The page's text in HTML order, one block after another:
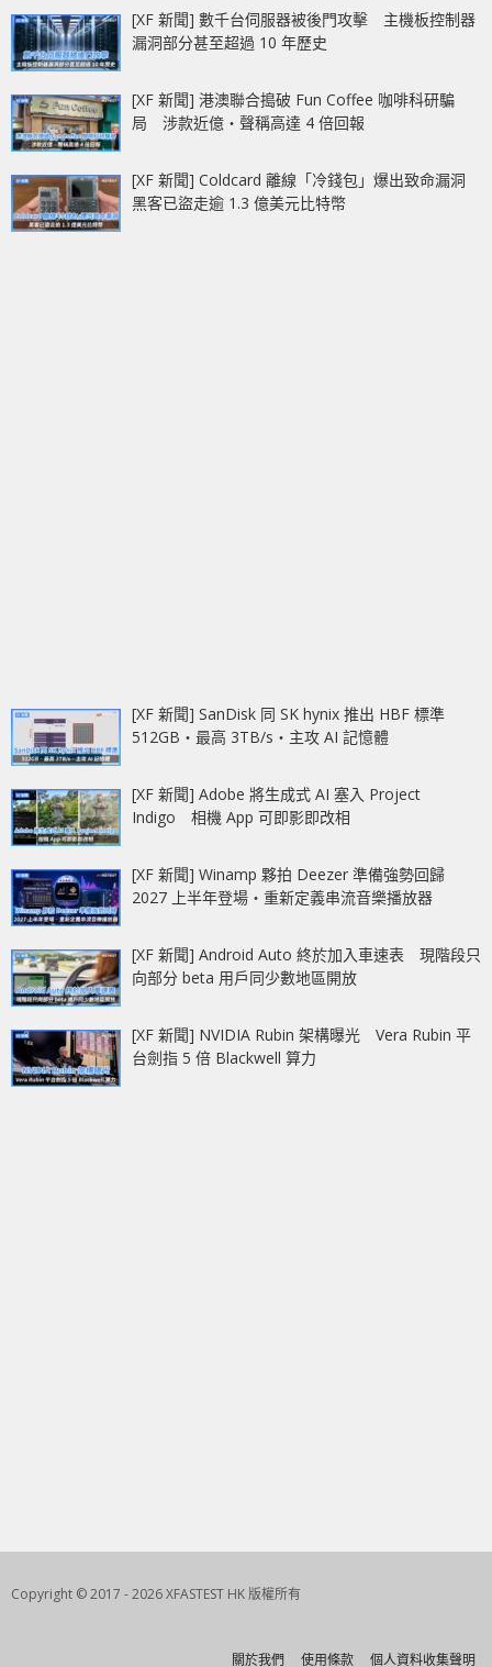
[XF 新聞] 數千台伺服器被後門攻擊 主機板控制器
漏洞部分甚至超過 10 年歷史
[XF 新聞] 港澳聯合搗破 Fun Coffee 咖啡科研騙
局 涉款近億‧聲稱高達 4 倍回報
[XF 新聞] Coldcard 離線「冷錢包」爆出致命漏洞
黑客已盜走逾 1.3 億美元比特幣
[XF 新聞] SanDisk 同 SK hynix 推出 HBF 標準
512GB‧最高 3TB/s‧主攻 AI 記憶體
[XF 新聞] Adobe 將生成式 AI 塞入 Project
Indigo 相機 App 可即影即改相
[XF 新聞] Winamp 夥拍 Deezer 準備強勢回歸
2027 上半年登場‧重新定義串流音樂播放器
[XF 新聞] Android Auto 終於加入車速表 現階段只
向部分 beta 用戶同少數地區開放
[XF 新聞] NVIDIA Rubin 架構曝光 Vera Rubin 平
台劍指 5 倍 Blackwell 算力
Copyright © 2017 - 2026 XFASTEST HK 版權所有
關於我們 使用條款 個人資料收集聲明